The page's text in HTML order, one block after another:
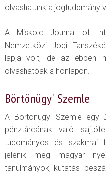
olvashatunk a jogtudomány
A Miskolc Journal of
Nemzetközi Jogi
lapja volt, de az ebben
olvashatóak a honlapon.
Börtönügyi Szemle
A Börtönügyi Szemle egy
pénztárcának való
tudományos és szakmai
jelenik meg magyar
tanulmányok, kutatási